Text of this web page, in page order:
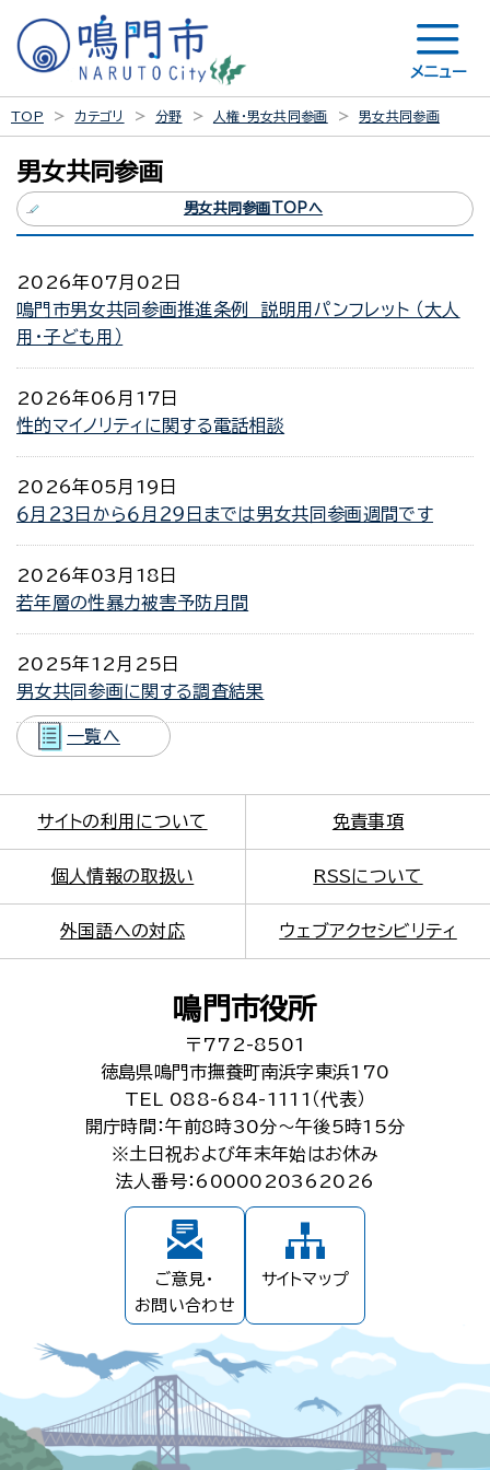
メニュー
TOP カテゴリ 分野 人権・男女共同参画 男女共同参画
男女共同参画
男女共同参画TOPへ
2026年07月02日
鳴門市男女共同参画推進条例 説明用パンフレット （大人
用・子ども用）
2026年06月17日
性的マイノリティに関する電話相談
2026年05月19日
６月２３日から６月２９日までは男女共同参画週間です
2026年03月18日
若年層の性暴力被害予防月間
2025年12月25日
男女共同参画に関する調査結果
一覧へ
サイトの利用について 免責事項
個人情報の取扱い RSSについて
外国語への対応 ウェブアクセシビリティ
鳴門市役所
〒772-8501
徳島県鳴門市撫養町南浜字東浜170
TEL 088-684-1111（代表）
開庁時間：午前8時30分～午後5時15分
※土日祝および年末年始はお休み
法人番号：6000020362026
ご意見・
お問い合わせ
サイトマップ